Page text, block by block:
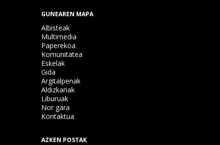
GUNEAREN MAPA
Albisteak
Multimedia
Paperekoa
Komunitatea
Eskelak
Gida
Argitalpenak
Aldizkariak
Liburuak
Nor gara
Kontaktua
AZKEN POSTAK